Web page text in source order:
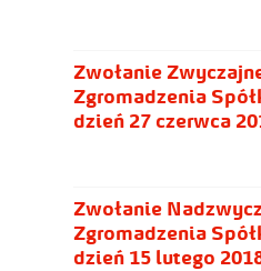
Zwołanie
Zgromadzenia
dzień 27 czerwca
Zwołanie
Zgromadzenia
dzień 15 lutego